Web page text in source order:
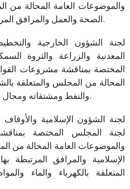
والموضوعات العامة المحالة من
الصحة والعمل والمرافق المرتبطة بالشئون الاجتماعية.
المعدنية والزراعة والثروة
المختصة بمناقشة مشروعات
المحالة من المجلس والمتعلقة
والنفط ومشتقاته ومجال الزراعة والثروة السمكية.
لجنة المجلس المختصة
والموضوعات العامة المحالة من
الإسلامية والمرافق المرتبطة
المتعلقة بالكهرباء والماء